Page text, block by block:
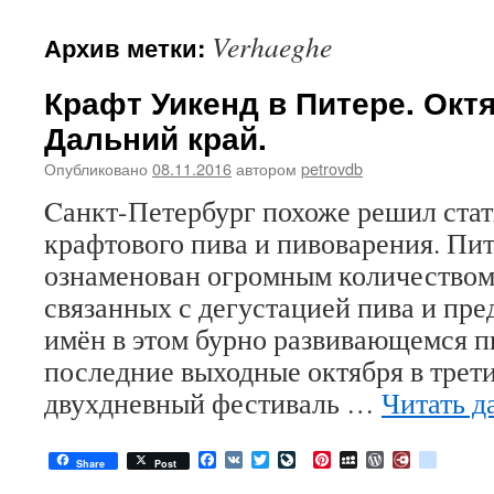
Архив метки: Verhaeghe
Крафт Уикенд в Питере.
Дальний край.
Опубликовано 08.11.2016автором petrovdb
Cанкт-Петербург похоже решил
крафтового пива и пивоварения.
ознаменован огромным
связанных с дегустацией пива и
имён в этом бурно развивающемся
последние выходные октября в
двухдневный фестиваль … Читать
Share Post Facebook
VK TwitterLiveJournal
PinterestMySpaceWordPress
Diary.Ru